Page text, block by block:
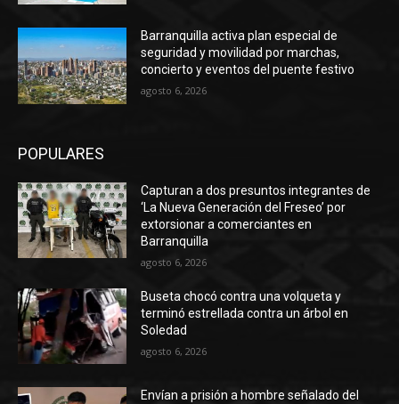
Barranquilla activa plan especial de
seguridad y movilidad por marchas,
concierto y eventos del puente festivo
agosto 6, 2026
POPULARES
Capturan a dos presuntos integrantes de
‘La Nueva Generación del Freseo’ por
extorsionar a comerciantes en
Barranquilla
agosto 6, 2026
Buseta chocó contra una volqueta y
terminó estrellada contra un árbol en
Soledad
agosto 6, 2026
Envían a prisión a hombre señalado del